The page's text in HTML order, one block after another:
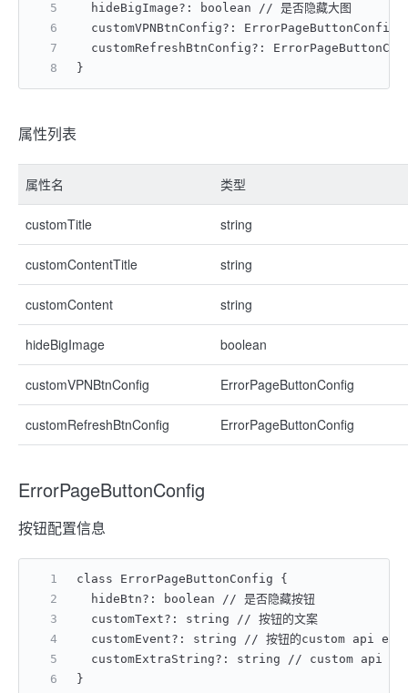
  hideBigImage?: boolean // 是否隐藏大图
customVPNBtnConfig?: ErrorPageButtonConfig
customRefreshBtnConfig?:
}
属性列表
属性名 类型
customTitle string
customContentTitle string
customContent string
hideBigImage boolean
customVPNBtnConfig ErrorPageButtonConfig
customRefreshBtnConfig ErrorPageButtonConfig
ErrorPageButtonConfig
按钮配置信息
class ErrorPageButtonConfig {
  hideBtn?: boolean // 是否隐藏按钮
  customText?: string // 按钮的文案
customEvent?: string // 按钮的custom api
customExtraString?: string // custom api
}